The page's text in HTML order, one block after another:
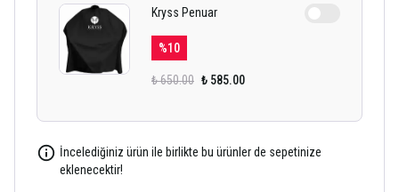
Kryss Penuar
%10
₺ 650.00 ₺ 585.00
İncelediğiniz ürün ile birlikte bu ürünler de sepetinize
eklenecektir!